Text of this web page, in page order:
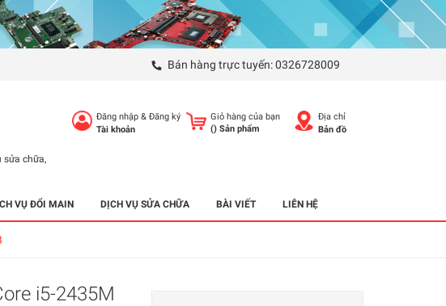
Bán hàng trực tuyến:0326728009
sửa chữa,
Đăng nhập & Đăng ký
Tài khoản
Giỏ hàng của bạn
() Sản phẩm
Địa chỉ
Bản đồ
VỤ ĐỔI MAIN DỊCH VỤ SỬA CHỮA BÀI VIẾT LIÊN HỆ
i5-2435M